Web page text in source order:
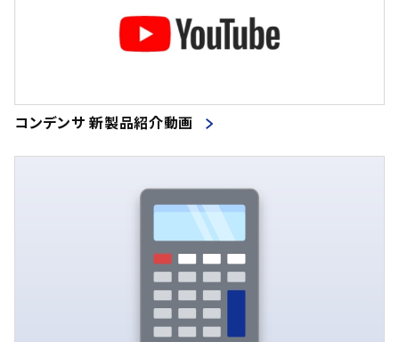
コンデンサ 新製品紹介動画